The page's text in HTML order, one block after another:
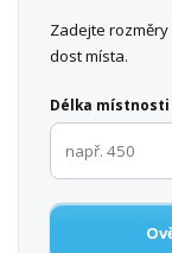
Zadejte
dost místa.
Délka místnosti